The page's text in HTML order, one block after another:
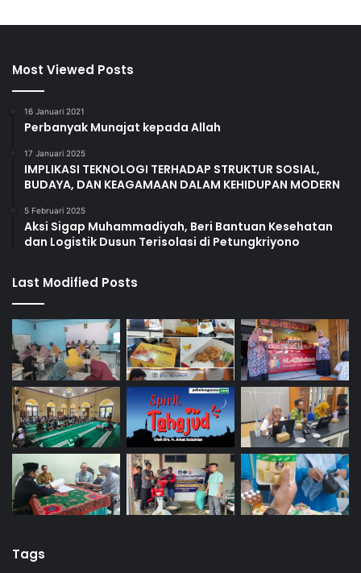
Most Viewed Posts
16 Januari 2021
Perbanyak Munajat kepada Allah
17 Januari 2025
IMPLIKASI TEKNOLOGI TERHADAP STRUKTUR SOSIAL,
BUDAYA, DAN KEAGAMAAN DALAM KEHIDUPAN MODERN
5 Februari 2025
Aksi Sigap Muhammadiyah, Beri Bantuan Kesehatan
dan Logistik Dusun Terisolasi di Petungkriyono
Last Modified Posts
Tags